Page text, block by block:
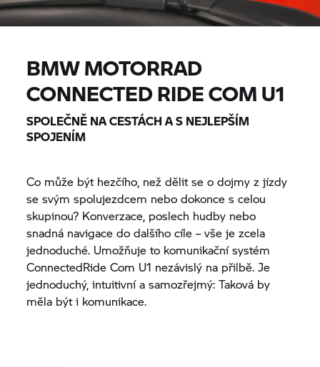
BMW MOTORRAD
CONNECTED RIDE COM U1
SPOLEČNĚ NA CESTÁCH A S NEJLEPŠÍM
SPOJENÍM
Co může být hezčího, než dělit se o dojmy z jízdy
se svým spolujezdcem nebo dokonce s celou
skupinou? Konverzace, poslech hudby nebo
snadná navigace do dalšího cíle – vše je zcela
jednoduché. Umožňuje to komunikační systém
ConnectedRide Com U1 nezávislý na přilbě. Je
jednoduchý, intuitivní a samozřejmý: Taková by
měla být i komunikace.